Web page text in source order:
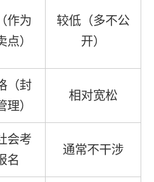
作为
）
较低（多不公
开）
（封
理）
相对宽松
会考
名
通常不干涉